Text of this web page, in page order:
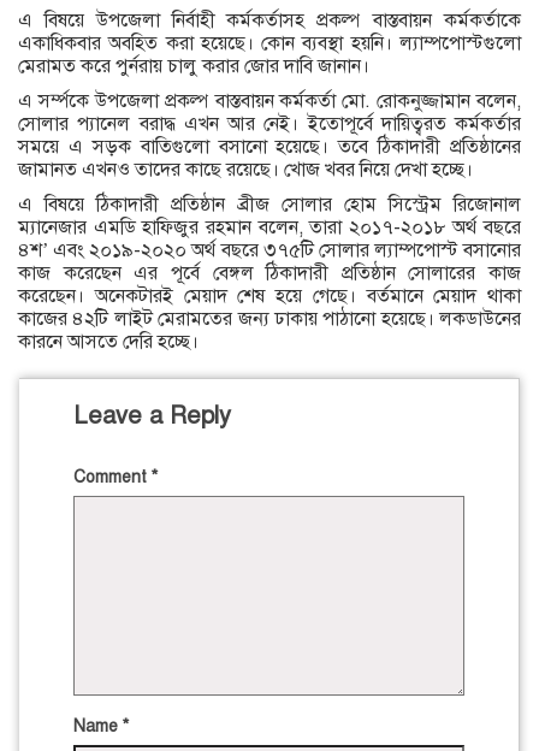
এ বিষয়ে উপজেলা নির্বাহী কর্মকর্তাসহ প্রকল্প বাস্তবায়ন কর্মকর্তাকে
একাধিকবার অবহিত করা হয়েছে। কোন ব্যবস্থা হয়নি। ল্যাম্পপোস্টগুলো
মেরামত করে পুর্নরায় চালু করার জোর দাবি জানান।
এ সর্ম্পকে উপজেলা প্রকল্প বাস্তবায়ন কর্মকর্তা মো. রোকনুজ্জামান বলেন,
সোলার প্যানেল বরাদ্ধ এখন আর নেই। ইতোপূর্বে দায়িত্বরত কর্মকর্তার
সময়ে এ সড়ক বাতিগুলো বসানো হয়েছে। তবে ঠিকাদারী প্রতিষ্ঠানের
জামানত এখনও তাদের কাছে রয়েছে। খোজ খবর নিয়ে দেখা হচ্ছে।
এ বিষয়ে ঠিকাদারী প্রতিষ্ঠান ব্রীজ সোলার হোম সিস্ট্রেম রিজোনাল
ম্যানেজার এমডি হাফিজুর রহমান বলেন, তারা ২০১৭-২০১৮ অর্থ বছরে
৪শ’ এবং ২০১৯-২০২০ অর্থ বছরে ৩৭৫টি সোলার ল্যাম্পপোস্ট বসানোর
কাজ করেছেন এর পূর্বে বেঙ্গল ঠিকাদারী প্রতিষ্ঠান সোলারের কাজ
করেছেন। অনেকটারই মেয়াদ শেষ হয়ে গেছে। বর্তমানে মেয়াদ থাকা
কাজের ৪২টি লাইট মেরামতের জন্য ঢাকায় পাঠানো হয়েছে। লকডাউনের
কারনে আসতে দেরি হচ্ছে।
Leave a Reply
Comment *
Name *